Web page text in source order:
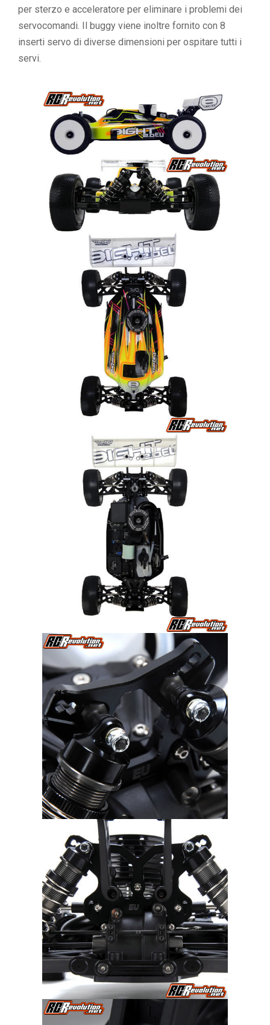
per sterzo e acceleratore per eliminare i problemi dei
servocomandi. Il buggy viene inoltre fornito con 8
inserti servo di diverse dimensioni per ospitare tutti i
servi.